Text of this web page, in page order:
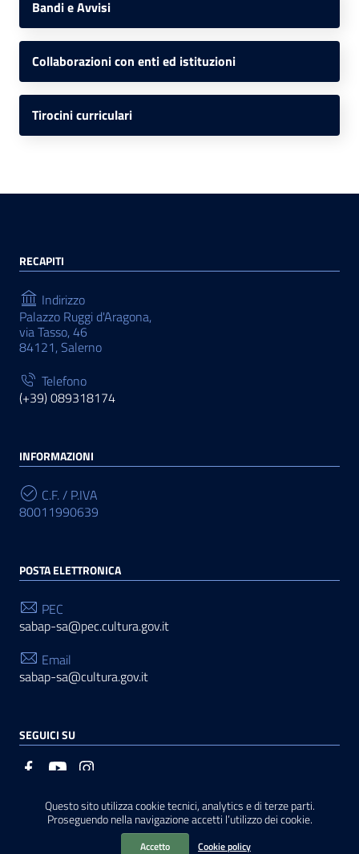
Questo sito utilizza cookie tecnici, analytics e di terze parti.
Proseguendo nella navigazione accetti l’utilizzo dei cookie.
Accetto Cookie policy
Bandi e Avvisi
Collaborazioni con enti ed istituzioni
Tirocini curriculari
RECAPITI
Indirizzo
Palazzo Ruggi d'Aragona,
via Tasso, 46
84121, Salerno
Telefono
(+39) 089318174
INFORMAZIONI
C.F. / P.IVA
80011990639
POSTA ELETTRONICA
PEC
sabap-sa@pec.cultura.gov.it
Email
sabap-sa@cultura.gov.it
SEGUICI SU
Sezione Link Utili
Privacy | Cookie policy | Note legali | Contatti |Basato
Prototipo per siti PA di AgID